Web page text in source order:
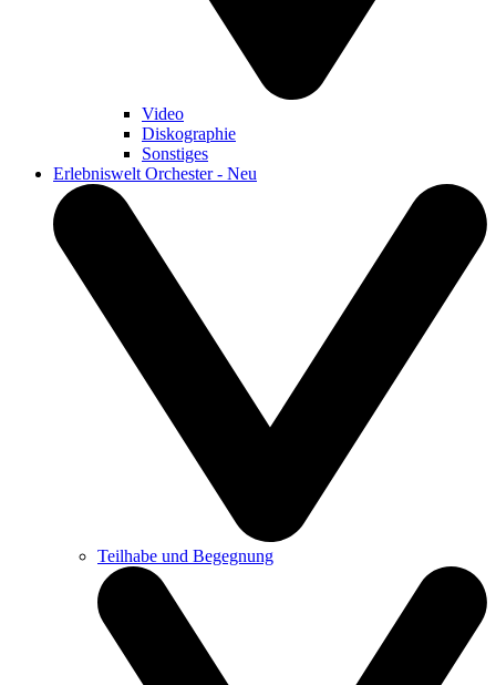
Video
Diskographie
Sonstiges
Erlebniswelt Orchester - Neu
Teilhabe und Begegnung